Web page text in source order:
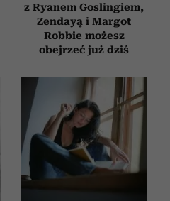
z Ryanem Goslingiem,
Zendayą i Margot
Robbie możesz
obejrzeć już dziś